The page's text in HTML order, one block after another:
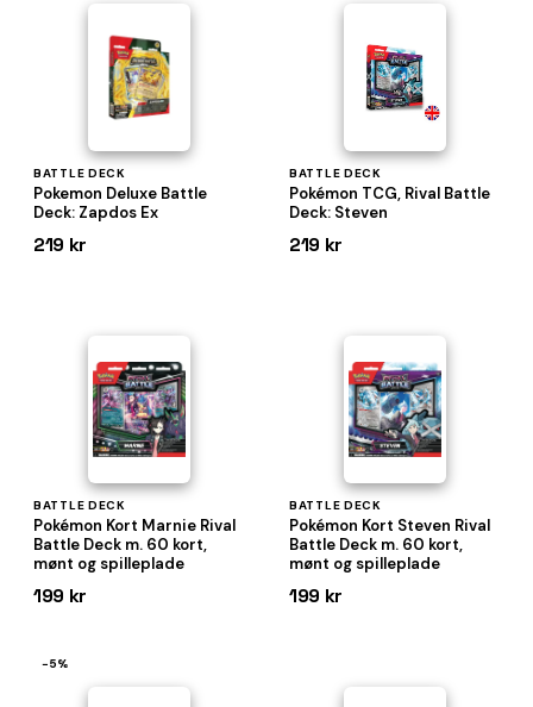
BATTLE DECK
Pokemon Deluxe Battle
Deck: Zapdos Ex
219 kr
BATTLE DECK
Pokémon TCG, Rival Battle
Deck: Steven
219 kr
BATTLE DECK
Pokémon Kort Marnie Rival
Battle Deck m. 60 kort,
mønt og spilleplade
199 kr
BATTLE DECK
Pokémon Kort Steven Rival
Battle Deck m. 60 kort,
mønt og spilleplade
199 kr
−5%